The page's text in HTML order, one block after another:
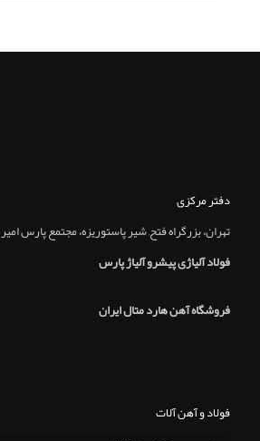
دفتر مرکزی
تهران، بزرگراه فتح, شير پاستوريزه، مجتمع پارس امير
فولاد آلیاژی پیشرو آلیاژ پارس
فروشگاه آهن هارد متال ایران
فولاد و آهن آلات